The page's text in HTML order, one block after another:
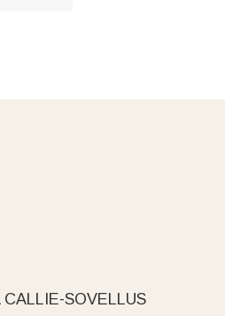
CALLIE-SOVELLUS